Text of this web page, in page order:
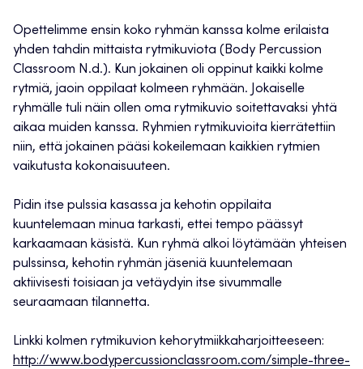
Opettelimme ensin koko ryhmän kanssa kolme erilaista
yhden tahdin mittaista rytmikuviota (Body Percussion
Classroom N.d.). Kun jokainen oli oppinut kaikki kolme
rytmiä, jaoin oppilaat kolmeen ryhmään. Jokaiselle
ryhmälle tuli näin ollen oma rytmikuvio soitettavaksi yhtä
aikaa muiden kanssa. Ryhmien rytmikuvioita kierrätettiin
niin, että jokainen pääsi kokeilemaan kaikkien rytmien
vaikutusta kokonaisuuteen.
Pidin itse pulssia kasassa ja kehotin oppilaita
kuuntelemaan minua tarkasti, ettei tempo päässyt
karkaamaan käsistä. Kun ryhmä alkoi löytämään yhteisen
pulssinsa, kehotin ryhmän jäseniä kuuntelemaan
aktiivisesti toisiaan ja vetäydyin itse sivummalle
seuraamaan tilannetta.
Linkki kolmen rytmikuvion kehorytmiikkaharjoitteeseen:
http://www.bodypercussionclassroom.com/simple-three-